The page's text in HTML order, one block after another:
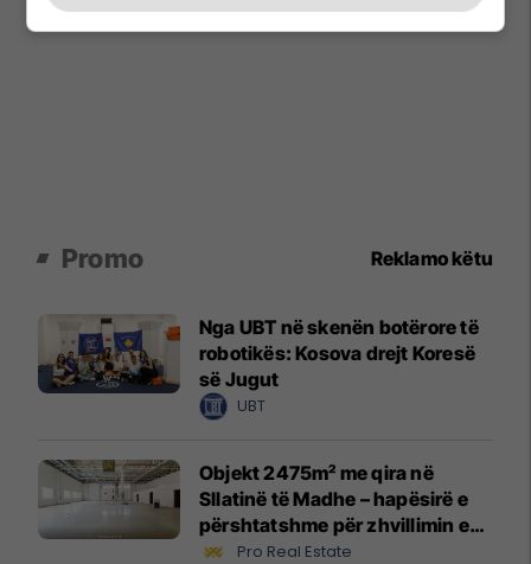
Promo Reklamo këtu
Nga UBT në skenën botërore të
robotikës: Kosova drejt Koresë
së Jugut
UBT
Objekt 2475m² me qira në
Sllatinë të Madhe – hapësirë e
përshtatshme për zhvillimin e
biznesit #16068
Pro Real Estate